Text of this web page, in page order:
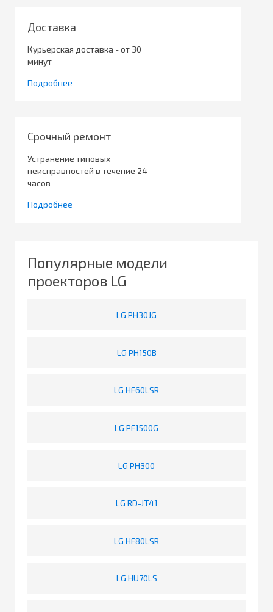
Доставка
Курьерская доставка - от 30
минут
Подробнее
Срочный ремонт
Устранение типовых
неисправностей в течение 24
часов
Подробнее
Популярные модели
проекторов LG
LG PH30JG
LG PH150B
LG HF60LSR
LG PF1500G
LG PH300
LG RD-JT41
LG HF80LSR
LG HU70LS